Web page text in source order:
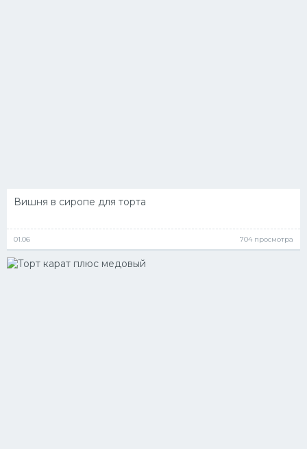
Вишня в сиропе для торта
01.06 704 просмотра